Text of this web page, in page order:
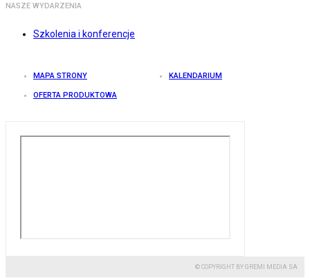
NASZE WYDARZENIA
Szkolenia i konferencje
MAPA STRONY KALENDARIUM
OFERTA PRODUKTOWA
© COPYRIGHT BY GREMI MEDIA SA